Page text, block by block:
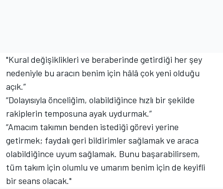
"Kural değişiklikleri ve beraberinde getirdiği her şey
nedeniyle bu aracın benim için hâlâ çok yeni olduğu
açık.”
“Dolayısıyla önceliğim, olabildiğince hızlı bir şekilde
rakiplerin temposuna ayak uydurmak.”
“Amacım takımın benden istediği görevi yerine
getirmek; faydalı geri bildirimler sağlamak ve araca
olabildiğince uyum sağlamak. Bunu başarabilirsem,
tüm takım için olumlu ve umarım benim için de keyifli
bir seans olacak."